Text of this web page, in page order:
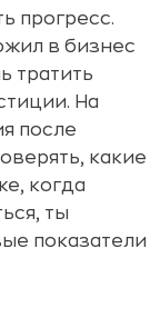
прогресс.
в бизнес
тратить
На
после
какие
когда
ты
показатели